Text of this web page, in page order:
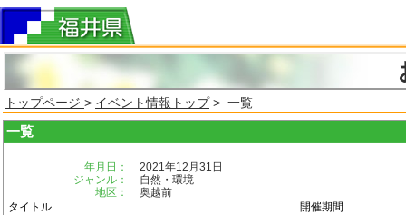
トップページ > イベント情報トップ> 一覧
一覧
年月日：
2021年12月31日
ジャンル：
自然・環境
地区：
奥越前
タイトル
開催期間